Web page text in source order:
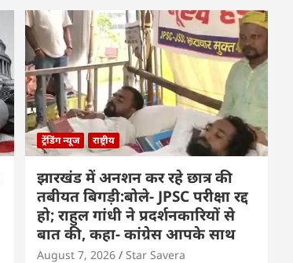
ट्रेंडिंग न्यूज राष्ट्रीय
झारखंड में अनशन कर रहे छात्र की
तबीयत बिगड़ी:बोले- JPSC परीक्षा रद्द
हो; राहुल गांधी ने प्रदर्शनकारियों से
बात की, कहा- कांग्रेस आपके साथ
August 7, 2026 Star Savera